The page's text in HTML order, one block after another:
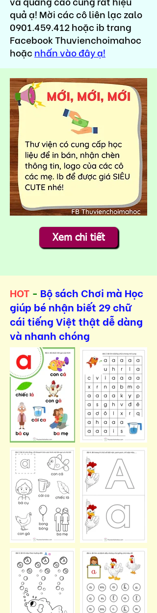
quả ạ! Mời các cô liên lạc zalo
0901.459.412hoặc ib trang
Facebook Thuvienchoimahoc
hoặc nhấn vào đây ạ!
Xem chi tiết
HOT - Bộ sách Chơi mà Học
giúp bé nhận biết 29 chữ
cái tiếng Việt thật dễ dàng
và nhanh chóng